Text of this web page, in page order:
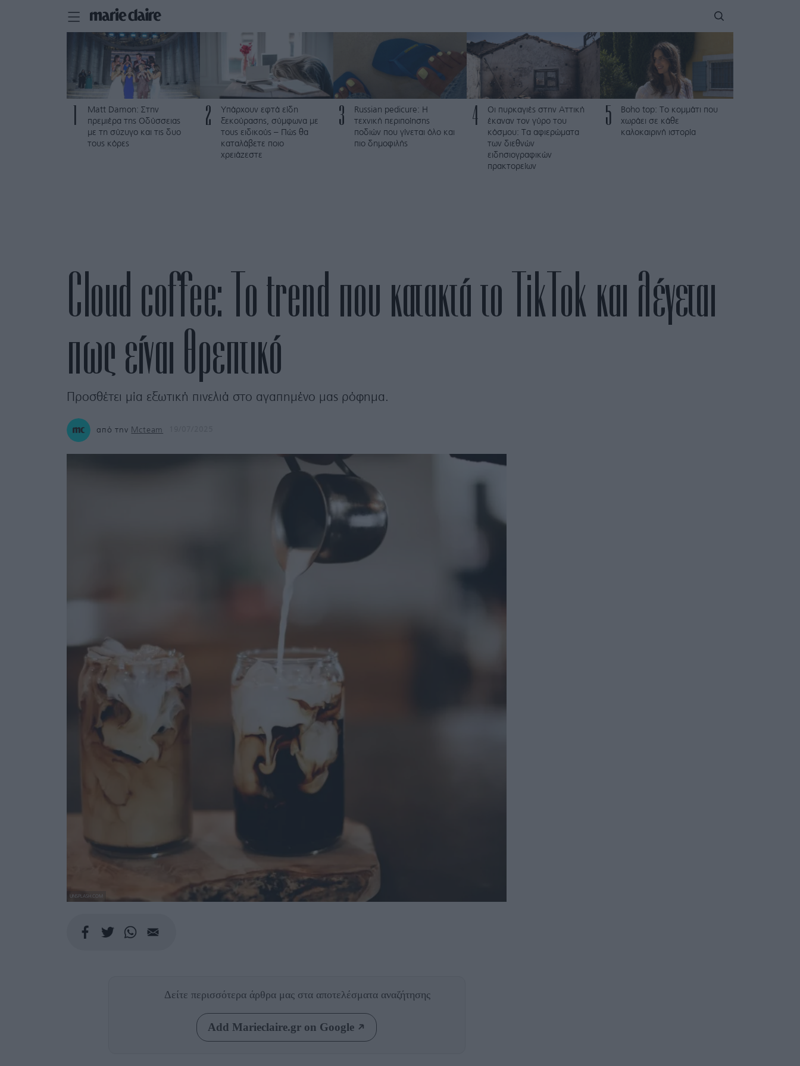
Matt Damon: Στην
πρεμιέρα της Οδύσσειας
με τη σύζυγο και τις δυο
τους κόρες
2
Υπάρχουν εφτά είδη
ξεκούρασης, σύμφωνα με
τους ειδικούς – Πώς θα
καταλάβετε ποιο
χρειάζεστε
3
Russian pedicure: Η
τεχνική περιποίησης
ποδιών που γίνεται όλο και
πιο δημοφιλής
4
Οι πυρκαγιές στην Αττική
έκαναν τον γύρο του
κόσμου: Τα αφιερώματα
των διεθνών
ειδησιογραφικών
πρακτορείων
5
Boho top: Το κομμάτι που
χωράει σε κάθε
καλοκαιρινή ιστορία
Cloud coffee: Το trend που κατακτά το TikTok και λέγεται
πως είναι θρεπτικό
Προσθέτει μία εξωτική πινελιά στο αγαπημένο μας ρόφημα.
από την Mcteam
UNSPLASH.COM
Δείτε περισσότερα άρθρα μας στα αποτελέσματα αναζήτησης
Add Marieclaire.gr on Google